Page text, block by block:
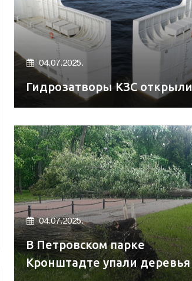
04.07.2025.
Гидрозатворы КЗС открыли
04.07.2025.
В Петровском парке
Кронштадте упали деревья